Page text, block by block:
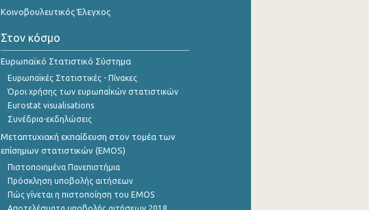
Κοινοβουλευτικός Έλεγχος
Στον κόσμο
Ευρωπαϊκό Στατιστικό Σύστημα
Ευρωπαϊκές Στατιστικές - Πίνακες
Όροι χρήσης των ευρωπαΪκών στατιστικών
Eurostat visualisations
Συνέδρια-εκδηλώσεις
Μεταπτυχιακή εκπαίδευση στον τομέα των
επίσημων στατιστικών (EMOS)
Πιστοποιημένα Πανεπιστήμια
Πρόσκληση υποβολής αιτήσεων
Πώς γίνεται η πιστοποίηση του EMOS